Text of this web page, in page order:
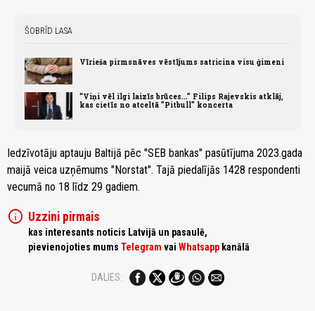
ŠOBRĪD LASA
Vīrieša pirmsnāves vēstījums satricina visu ģimeni
“Viņi vēl ilgi laizīs brūces...” Filips Rajevskis atklāj,
kas cietīs no atceltā "Pitbull" koncerta
Iedzīvotāju aptauju Baltijā pēc "SEB bankas" pasūtījuma 2023.gada
maijā veica uzņēmums "Norstat". Tajā piedalījās 1428 respondenti
vecumā no 18 līdz 29 gadiem.
info Uzzini pirmais
kas interesants noticis Latvijā un pasaulē,
pievienojoties mums Telegram vai Whatsapp kanālā
DALIES: